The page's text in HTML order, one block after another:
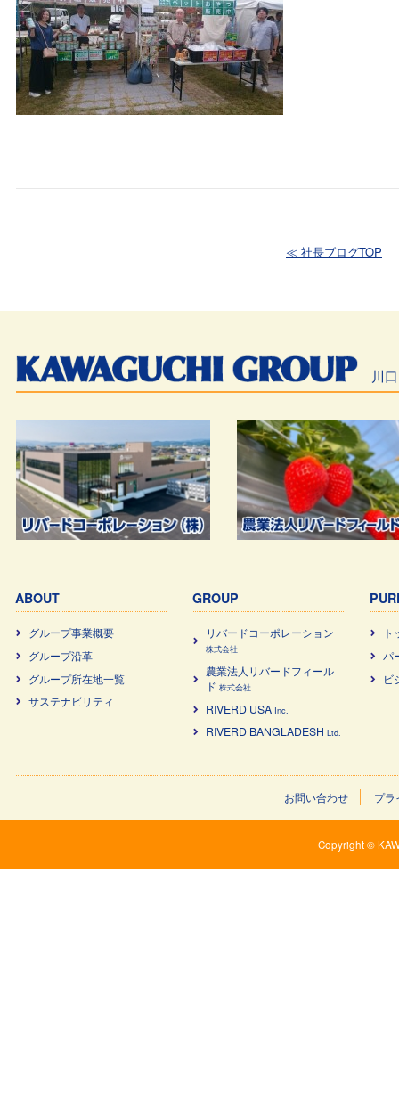
≪ 社長ブログTOP
川
ABOUT
グループ事業概要
グループ沿革
グループ所在地一覧
サステナビリティ
GROUP
リバードコーポレーション
株式会社
農業法⼈リバードフィール
ド 株式会社
RIVERD USA Inc.
RIVERD BANGLADESH Ltd.
パ
ビ
お問い合わせ プラ
Copyright ©